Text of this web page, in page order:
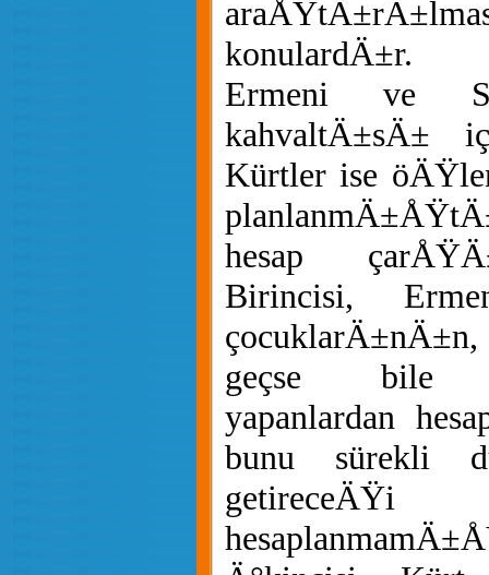
konulardÄ±r.
Ermeni ve
kahvaltÄ±sÄ±
Kürtler ise
hesap
Birincisi,
geçse bile
yapanlardan
bunu sürekli
getireceÄŸi